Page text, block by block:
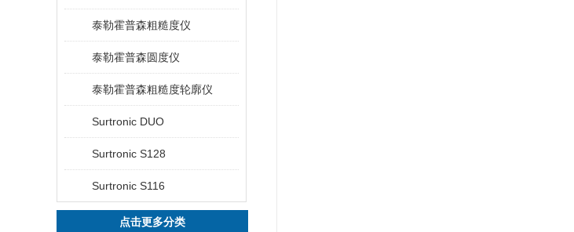
泰勒霍普森粗糙度仪
泰勒霍普森圆度仪
泰勒霍普森粗糙度轮廓仪
Surtronic DUO
Surtronic S128
Surtronic S116
点击更多分类